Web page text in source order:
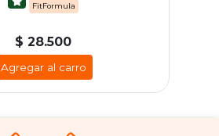
FitFormula
$ 28.500
Agregar al carro